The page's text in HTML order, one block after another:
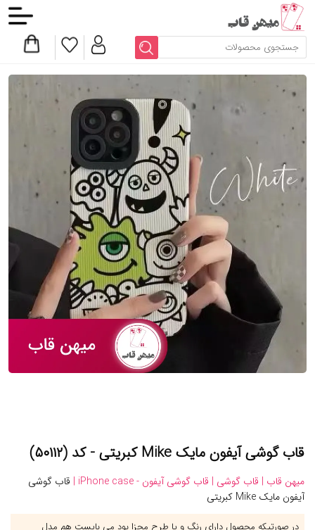
قاب گوشی آیفون مایک Mike کبریتی - کد (۵۰۱۱۲)
میهن قاب | قاب گوشی | قاب گوشی آیفون - iPhone case |
قاب گوشی
آیفون مایک Mike کبریتی
در صورتیکه محصول دارای رنگ و یا طرح مجزا بود می بایست هم مدل